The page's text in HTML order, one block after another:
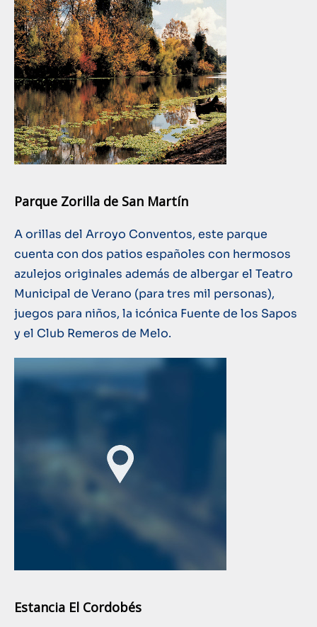
Parque Zorilla de San Martín
A orillas del Arroyo Conventos, este parque
cuenta con dos patios españoles con hermosos
azulejos originales además de albergar el Teatro
Municipal de Verano (para tres mil personas),
juegos para niños, la icónica Fuente de los Sapos
y el Club Remeros de Melo.
Estancia El Cordobés